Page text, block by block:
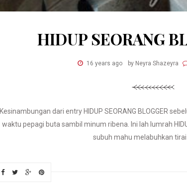
HIDUP SEORANG
16 years ago by Neyra Shazeyra
Kesinambungan dari entry HIDUP SEORANG BLOGGER
waktu pepagi buta sambil minum ribena. Ini lah lumrah
subuh mahu melabuhkan tirai